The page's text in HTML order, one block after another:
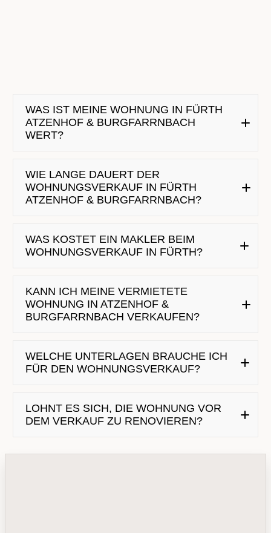
WAS IST MEINE WOHNUNG IN FÜRTH
ATZENHOF & BURGFARRNBACH
WERT?
WIE LANGE DAUERT DER
WOHNUNGSVERKAUF IN FÜRTH
ATZENHOF & BURGFARRNBACH?
WAS KOSTET EIN MAKLER BEIM
WOHNUNGSVERKAUF IN FÜRTH?
KANN ICH MEINE VERMIETETE
WOHNUNG IN ATZENHOF &
BURGFARRNBACH VERKAUFEN?
WELCHE UNTERLAGEN BRAUCHE ICH
FÜR DEN WOHNUNGSVERKAUF?
LOHNT ES SICH, DIE WOHNUNG VOR
DEM VERKAUF ZU RENOVIEREN?